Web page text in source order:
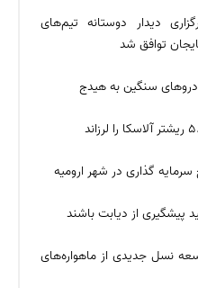
یاوران راهبردی در
مجتمع مسکونی در آتش‌سوزی
در محدوده ماهدشت
دیدار دوستانه تیم‌های
توافق شد
سنگین به هیدج
پیشگیری از دیابت باشند
نسل جدیدی از ماهواره‌های